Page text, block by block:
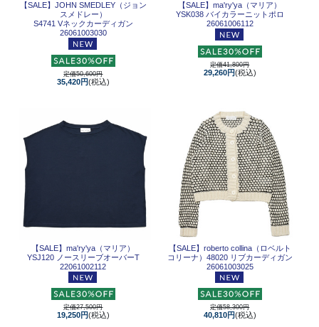
【SALE】 JOHN SMEDLEY（ジョン
スメドレー）
S4741 Vネックカーディガン
26061003030
定価50,600円
35,420円(税込)
【SALE】ma'ry'ya（マリア）
YSK038 バイカラーニットポロ
26061006112
定価41,800円
29,260円(税込)
【SALE】ma'ry'ya（マリア）
YSJ120 ノースリーブオーバーT
22061002112
定価27,500円
19,250円(税込)
【SALE】 roberto collina（ロベルト
コリーナ）48020 リブカーディガン
26061003025
定価58,300円
40,810円(税込)